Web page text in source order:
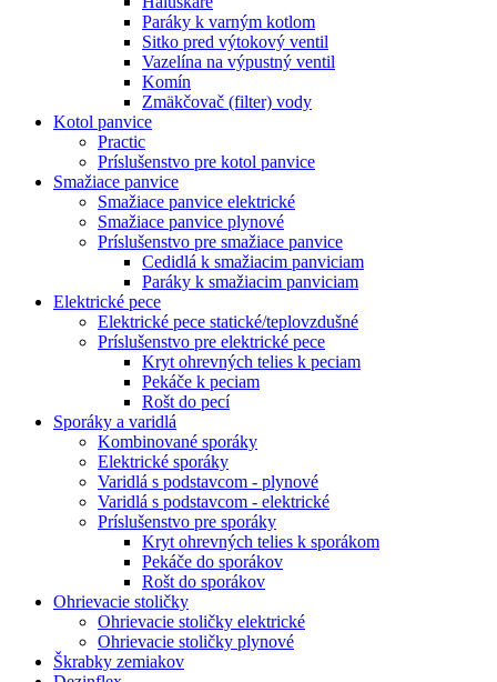
Paráky k varným kotlom
Sitko pred výtokový ventil
Vazelína na výpustný ventil
Komín
Zmäkčovač (filter) vody
Kotol panvice
Practic
Príslušenstvo pre kotol panvice
Smažiace panvice
Smažiace panvice elektrické
Smažiace panvice plynové
Príslušenstvo pre smažiace panvice
Cedidlá k smažiacim panviciam
Paráky k smažiacim panviciam
Elektrické pece
Elektrické pece statické/teplovzdušné
Príslušenstvo pre elektrické pece
Kryt ohrevných telies k peciam
Pekáče k peciam
Rošt do pecí
Sporáky a varidlá
Kombinované sporáky
Elektrické sporáky
Varidlá s podstavcom - plynové
Varidlá s podstavcom - elektrické
Príslušenstvo pre sporáky
Kryt ohrevných telies k sporákom
Pekáče do sporákov
Rošt do sporákov
Ohrievacie stoličky
Ohrievacie stoličky elektrické
Ohrievacie stoličky plynové
Škrabky zemiakov